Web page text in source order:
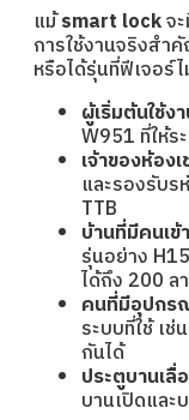
แม้smart lockจ
การใช้งานจริงสำ
หรือได้รุ่นที่ฟีเจอร์
ผู้เริ่มต้นใช้ง
W951 ที่ให้ร
เจ้าของห้อง
และรองรับร
TTB
บ้านที่มีคนเ
รุ่นอย่าง
ได้ถึง 200 ล
คนที่มีอุปกร
ระบบที่ใช้ เ
กันได้
ประตูบานเลื่
บานเปิดและ